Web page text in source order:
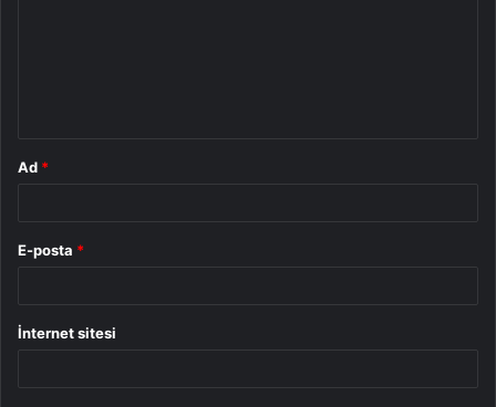
Ad *
E-posta *
İnternet sitesi